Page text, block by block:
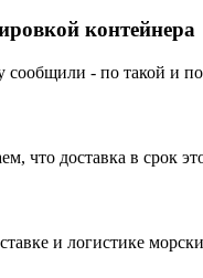
контейнера
- по такой и
что доставка в срок
и логистике